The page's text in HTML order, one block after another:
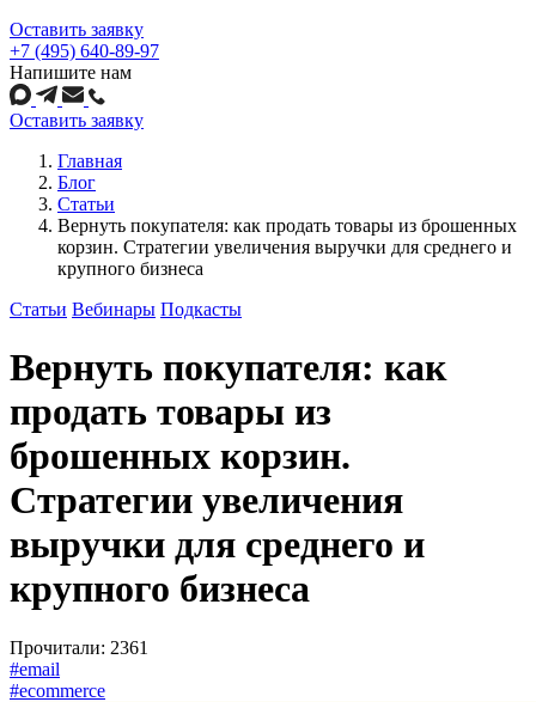
Оставить заявку
+7 (495) 640-89-97
Напишите нам
Оставить заявку
Главная
Блог
Статьи
Вернуть покупателя: как продать товары из брошенных
корзин. Стратегии увеличения выручки для среднего и
крупного бизнеса
Статьи Вебинары Подкасты
Вернуть покупателя: как
продать товары из
брошенных корзин.
Стратегии увеличения
выручки для среднего и
крупного бизнеса
Прочитали: 2361
#email
#ecommerce